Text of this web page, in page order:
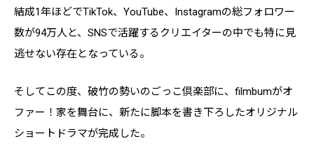
結成1年ほどでTikTok、YouTube、Instagramの総フォロワー
数が94万人と、SNSで活躍するクリエイターの中でも特に見
逃せない存在となっている。
そしてこの度、破竹の勢いのごっこ倶楽部に、filmbumがオ
ファー！家を舞台に、新たに脚本を書き下ろしたオリジナル
ショートドラマが完成した。